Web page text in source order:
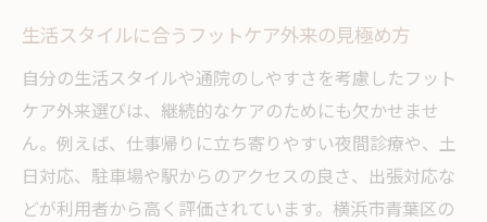
生活スタイルに合うフットケア外来の見極め方
自分の生活スタイルや通院のしやすさを考慮したフット
ケア外来選びは、継続的なケアのためにも欠かせませ
ん。例えば、仕事帰りに立ち寄りやすい夜間診療や、土
日対応、駐車場や駅からのアクセスの良さ、出張対応な
どが利用者から高く評価されています。横浜市青葉区の